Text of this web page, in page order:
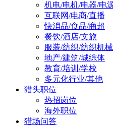
机电/电机/电器/电
互联网/电商/直播
快消品/食品/商超
餐饮/酒店/文旅
服装/纺织/纺织机械
地产/建筑/城综体
教育/培训/学校
多元化行业/其他
猎头职位
热招岗位
海外职位
猎场问答